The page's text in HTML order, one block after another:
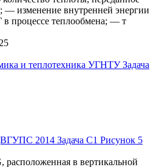
— изменение внутренней энергии
процессе теплообмена; — т
2014 Задача С1 Рисунок 5
расположенная в вертикальной